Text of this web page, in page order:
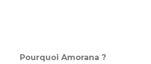
Pourquoi Amorana ?